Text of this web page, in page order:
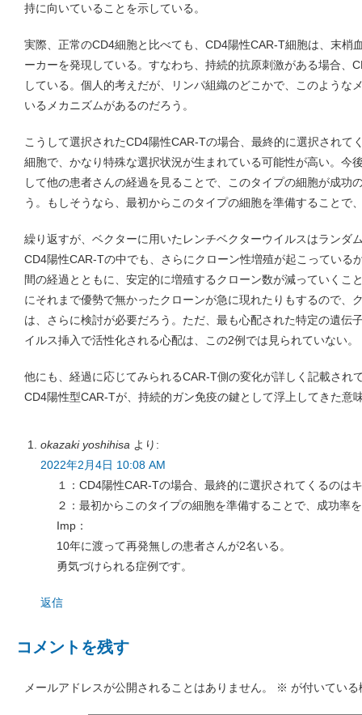
持に向いていることを示している。
実際、正常のCD4細胞と比べても、CD4陽性CAR-T細胞は、末梢
ーカーを発現している。すなわち、持続的抗原刺激がある場合、
している。個人的考えだが、リンパ組織のどこかで、このような
いるメカニズムがあるのだろう。
こうして選択されたCD4陽性CAR-Tの場合、最終的に選択されて
細胞で、かなり特殊な選択状況が生まれている可能性が高い。今
して他の患者さんの経過を見ることで、このタイプの細胞が成功
う。もしそうなら、最初からこのタイプの細胞を準備することで
繰り返すが、ベクターに用いたレンチベクターウイルスはランダ
CD4陽性CAR-Tの中でも、さらにクローン性増殖が起こっている
間の経過とともに、安定的に増殖するクローン数が減っていくこ
にそれまで優勢で無かったクローンが急に現れたりもするので、
は、さらに検討が必要だろう。ただ、最も心配された特定の遺伝
イルス挿入で活性化される心配は、この2例では見られていない。
他にも、経過に応じてみられるCAR-T側の変化が詳しく記載され
CD4陽性型CAR-Tが、持続的ガン免疫の鍵として浮上してきた意
okazaki yoshihisa より:
2022年2月4日 10:08 AM
１：CD4陽性CAR-Tの場合、最終的に選択されてくるのは
２：最初からこのタイプの細胞を準備することで、成功率
Imp：
10年に渡って再発無しの患者さんが2名いる。
勇気づけられる症例です。
返信
コメントを残す
メールアドレスが公開されることはありません。 ※ が付いてい